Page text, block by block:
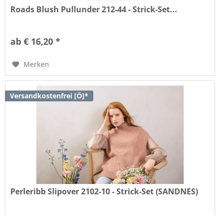
Roads Blush Pullunder 212-44 - Strick-Set...
ab € 16,20 *
Merken
Versandkostenfrei [Ö]*
Perleribb Slipover 2102-10 - Strick-Set (SANDNES)